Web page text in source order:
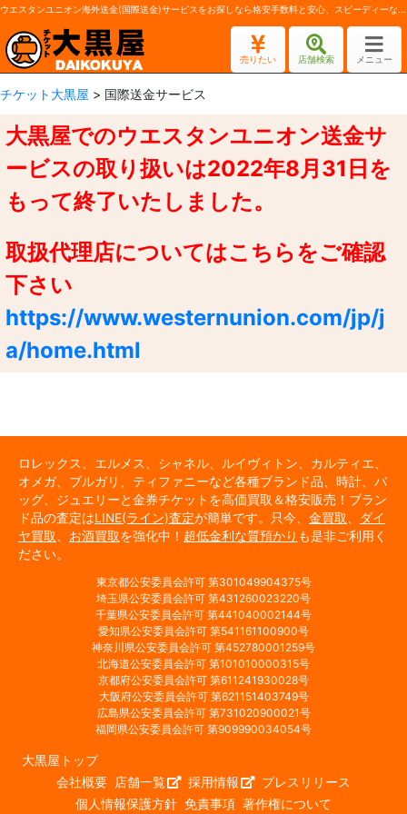
ウエスタンユニオン海外送金(国際送金)サービスをお探しなら格安手数料と安心、スピーディーな対応の大黒屋へ
売りたい 店舗検索 メニュー
チケット大黒屋 > 国際送金サービス
大黒屋でのウエスタンユニオン送金サ
ービスの取り扱いは2022年8月31日を
もって終了いたしました。
取扱代理店についてはこちらをご確認
下さい
https://www.westernunion.com/jp/j
a/home.html
ロレックス、エルメス、シャネル、ルイヴィトン、カルティエ、
オメガ、ブルガリ、ティファニーなど各種ブランド品、時計、バ
ッグ、ジュエリーと金券チケットを高価買取＆格安販売！ブラン
ド品の査定はLINE(ライン)査定が簡単です。只今、 金買取
ダイ
ヤ買取
お酒買取を強化中！ 超低金利な質預かり も是非ご利用く
ださい。
東京都公安委員会許可 第301049904375号
埼玉県公安委員会許可 第431260023220号
千葉県公安委員会許可 第441040002144号
愛知県公安委員会許可 第541161100900号
神奈川県公安委員会許可 第452780001259号
北海道公安委員会許可 第101010000315号
京都府公安委員会許可 第611241930028号
大阪府公安委員会許可 第621151403749号
広島県公安委員会許可 第731020900021号
福岡県公安委員会許可 第909990034054号
大黒屋トップ
会社概要
店舗一覧 採用情報
プレスリリース
個人情報保護方針 免責事項 著作権について